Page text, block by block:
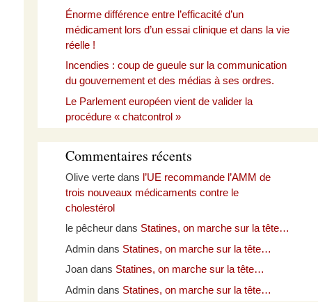
Énorme différence entre l’efficacité d’un
médicament lors d’un essai clinique et dans la vie
réelle !
Incendies : coup de gueule sur la communication
du gouvernement et des médias à ses ordres.
Le Parlement européen vient de valider la
procédure « chatcontrol »
Commentaires récents
Olive vertedans l’UE recommande l’AMM de
trois nouveaux médicaments contre le
cholestérol
le pêcheurdans Statines, on marche sur la tête…
Admindans Statines, on marche sur la tête…
Joandans Statines, on marche sur la tête…
Admindans Statines, on marche sur la tête…